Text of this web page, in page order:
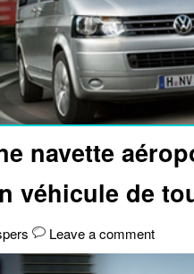
navette
véhicule de
Leave a comment